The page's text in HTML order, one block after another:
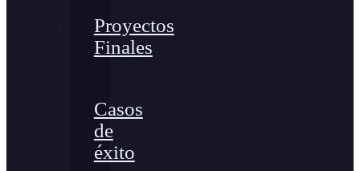
Proyectos
Finales
Casos
de
éxito